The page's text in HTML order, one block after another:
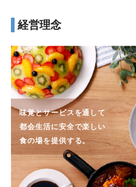
経営理念
味覚とサービスを通して
都会生活に安全で楽しい
食の場を提供する。